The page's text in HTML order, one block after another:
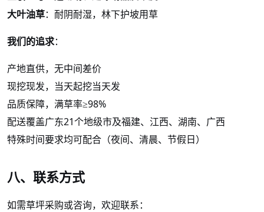
大叶油草：耐阴耐湿，林下护坡用草
我们的追求：
产地直供，无中间差价
现挖现发，当天起挖当天发
品质保障，满草率≥98%
配送覆盖广东21个地级市及福建、江西、湖南、广西
特殊时间要求均可配合（夜间、清晨、节假日）
八、联系方式
如需草坪采购或咨询，欢迎联系：